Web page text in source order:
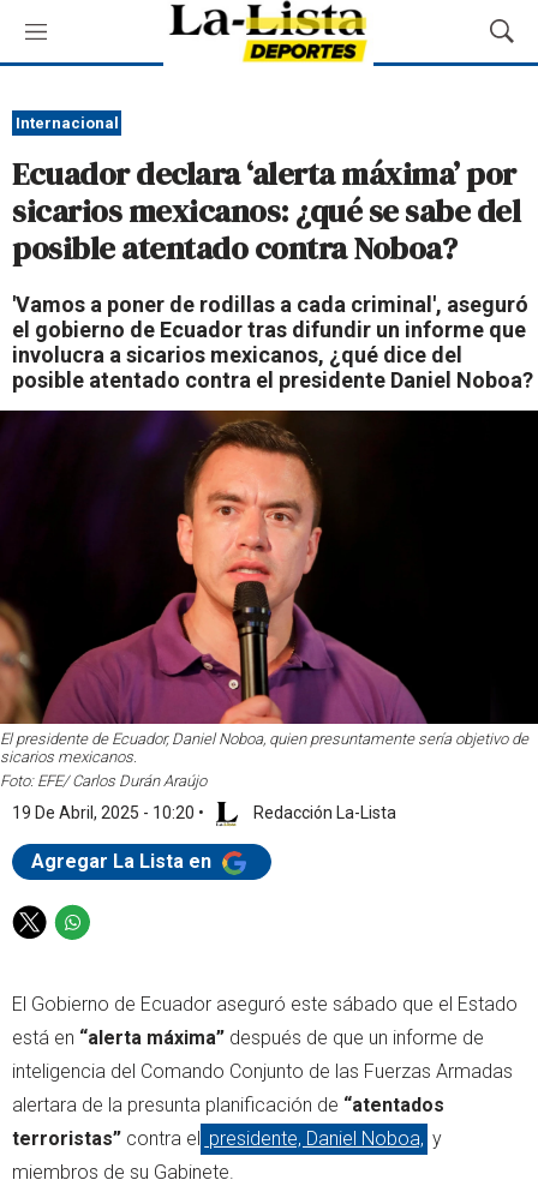
M
e
ú
M
o
a
r
B
q
u
e
d
a
Internacional
Ecuador declara ‘alerta máxima’ por
sicarios mexicanos: ¿qué se sabe del
posible atentado contra Noboa?
'Vamos a poner de rodillas a cada criminal', aseguró
el gobierno de Ecuador tras difundir un informe que
involucra a sicarios mexicanos, ¿qué dice del
posible atentado contra el presidente Daniel Noboa?
El presidente de Ecuador, Daniel Noboa, quien presuntamente sería objetivo de
sicarios mexicanos.
Foto: EFE/ Carlos Durán Araújo
19 De Abril, 2025 - 10:20 • Redacción La-Lista
Agregar La Lista en
T
t
t
e
r
W
t
s
p
p
El Gobierno de Ecuador aseguró este sábado que el Estado
está en “alerta máxima” después de que un informe de
inteligencia del Comando Conjunto de las Fuerzas Armadas
alertara de la presunta planificación de “atentados
terroristas” contra el presidente, Daniel Noboa, y
miembros de su Gabinete.